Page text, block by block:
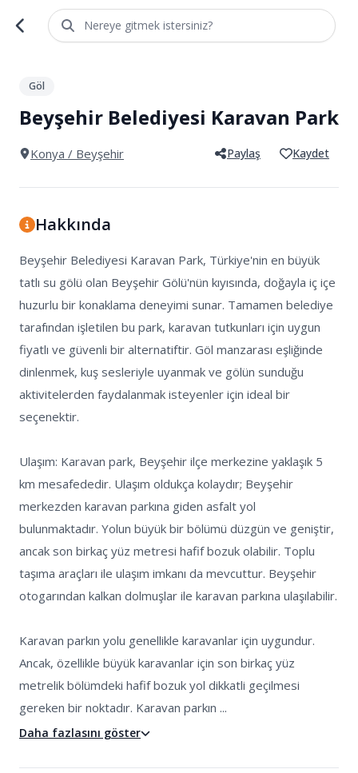
Nereye gitmek istersiniz?
/5
Göl
Beyşehir Belediyesi Karavan Park
Konya / Beyşehir Paylaş Kaydet
Hakkında
Beyşehir Belediyesi Karavan Park, Türkiye'nin en büyük
tatlı su gölü olan Beyşehir Gölü'nün kıyısında, doğayla iç içe
huzurlu bir konaklama deneyimi sunar. Tamamen belediye
tarafından işletilen bu park, karavan tutkunları için uygun
fiyatlı ve güvenli bir alternatiftir. Göl manzarası eşliğinde
dinlenmek, kuş sesleriyle uyanmak ve gölün sunduğu
aktivitelerden faydalanmak isteyenler için ideal bir
seçenektir.
Ulaşım: Karavan park, Beyşehir ilçe merkezine yaklaşık 5
km mesafededir. Ulaşım oldukça kolaydır; Beyşehir
merkezden karavan parkına giden asfalt yol
bulunmaktadır. Yolun büyük bir bölümü düzgün ve geniştir,
ancak son birkaç yüz metresi hafif bozuk olabilir. Toplu
taşıma araçları ile ulaşım imkanı da mevcuttur. Beyşehir
otogarından kalkan dolmuşlar ile karavan parkına ulaşılabilir.
Karavan parkın yolu genellikle karavanlar için uygundur.
Ancak, özellikle büyük karavanlar için son birkaç yüz
metrelik bölümdeki hafif bozuk yol dikkatli geçilmesi
gereken bir noktadır. Karavan parkın ...
Daha fazlasını göster